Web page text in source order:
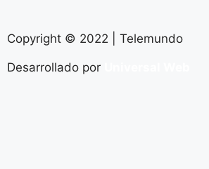
Copyright © 2022 | Telemundo
Desarrollado por